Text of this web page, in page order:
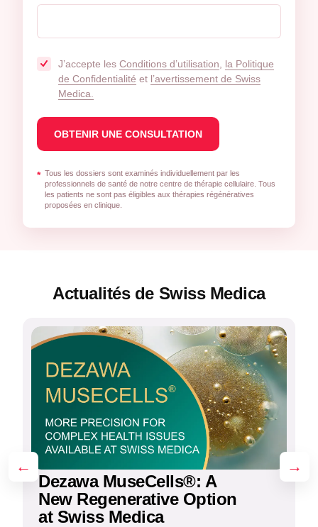
J’accepte les Conditions d’utilisation
la Politique
de Confidentialité et l’avertissement de Swiss
Medica.
* Tous les dossiers sont examinés individuellement par les
professionnels de santé de notre centre de thérapie cellulaire. Tous
les patients ne sont pas éligibles aux thérapies régénératives
proposées en clinique.
Actualités de Swiss Medica
←
Dezawa MuseCells®: A
New Regenerative Option
at Swiss Medica
→